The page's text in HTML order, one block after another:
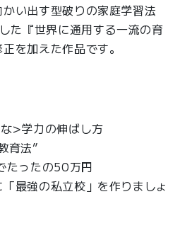
い出す型破りの家庭学習法
た『世界に通用する一流の育
を加えた作品です。
>学力の伸ばし方
育法”
たったの50万円
最強の私立校」を作りましょ